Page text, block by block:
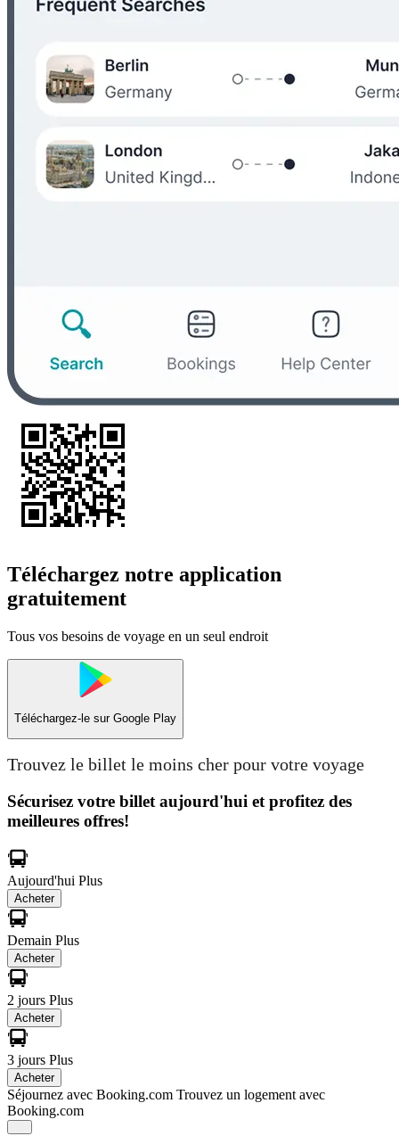
Téléchargez notre application
gratuitement
Tous vos besoins de voyage en un seul endroit
Téléchargez-le sur Google Play
Trouvez le billet le moins cher pour votre voyage
Sécurisez votre billet aujourd'hui et profitez des
meilleures offres!
Aujourd'hui Plus
Acheter
Demain Plus
Acheter
2 jours Plus
Acheter
3 jours Plus
Acheter
Séjournez avec Booking.com Trouvez un logement avec
Booking.com